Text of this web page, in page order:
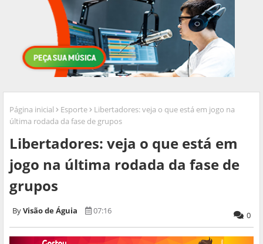
Página inicial Esporte
Libertadores: veja o que está em jogo na
última rodada da fase de grupos
Libertadores: veja o que está em
jogo na última rodada da fase de
grupos
Visão de Águia 07:16 0